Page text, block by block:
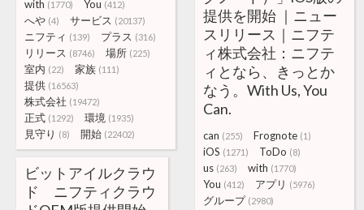
with (1770) You (412)
へや (4) サービス (20137)
ニフティ (139) プラス (316)
リリース (8746) 場所 (225)
室内 (22) 家族 (111)
提供 (16563)
株式会社 (19472)
正式 (1292) 環境 (1935)
見守り (8) 開始 (22402)
提供を開始 ｜ニュー
スリリース｜ニフテ
ィ株式会社：ニフテ
ィとなら、きっとか
なう。With Us, You
Can.
can (255) Frognote (1)
iOS (1271) ToDo (8)
us (263) with (1770)
You (412) アプリ (5976)
グループ (2980)
ビットアイルクラウ
ド ニフティクラウ